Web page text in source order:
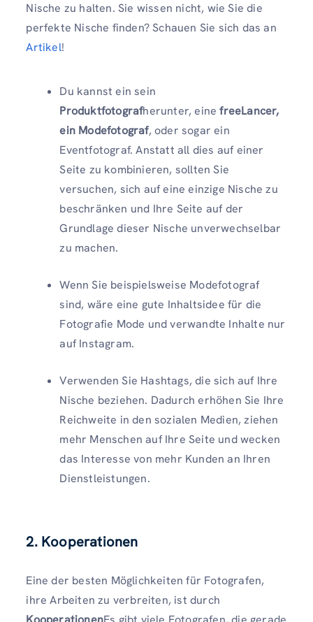
Nische zu halten. Sie wissen nicht, wie Sie die
perfekte Nische finden? Schauen Sie sich das an
Artikel!
Du kannst ein sein
Produktfotografherunter, einefreeLancer,
ein Modefotograf, oder sogar ein
Eventfotograf. Anstatt all dies auf einer
Seite zu kombinieren, sollten Sie
versuchen, sich auf eine einzige Nische zu
beschränken und Ihre Seite auf der
Grundlage dieser Nische unverwechselbar
zu machen.
Wenn Sie beispielsweise Modefotograf
sind, wäre eine gute Inhaltsidee für die
Fotografie Mode und verwandte Inhalte nur
auf Instagram.
Verwenden Sie Hashtags, die sich auf Ihre
Nische beziehen. Dadurch erhöhen Sie Ihre
Reichweite in den sozialen Medien, ziehen
mehr Menschen auf Ihre Seite und wecken
das Interesse von mehr Kunden an Ihren
Dienstleistungen.
2. Kooperationen
Eine der besten Möglichkeiten für Fotografen,
ihre Arbeiten zu verbreiten, ist durch